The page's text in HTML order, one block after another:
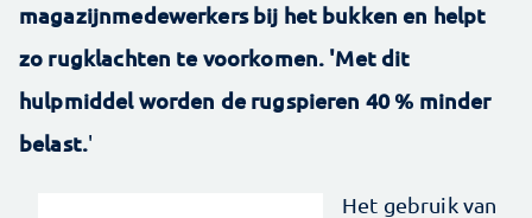
magazijnmedewerkers bij het bukken en helpt
zo rugklachten te voorkomen. 'Met dit
hulpmiddel worden de rugspieren 40 % minder
belast.'
Het gebruik van